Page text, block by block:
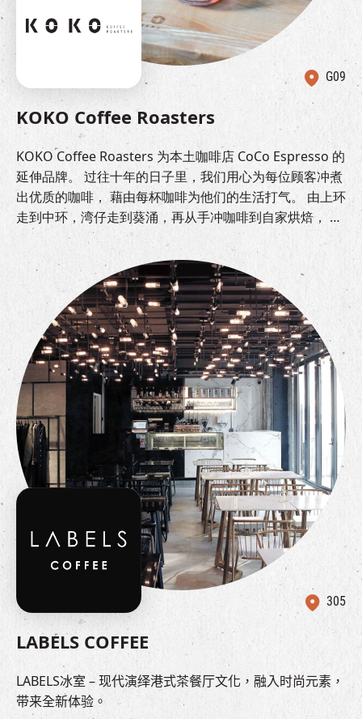
G09
KOKO Coffee Roasters
KOKO Coffee Roasters 为本土咖啡店 CoCo Espresso 的
延伸品牌。 过往十年的日子里，我们用心为每位顾客冲煮
出优质的咖啡， 藉由每杯咖啡为他们的生活打气。 由上环
走到中环，湾仔走到葵涌，再从手冲咖啡到自家烘焙， 在
这里我们回归本真以 KOKO Coffee Roasters 继续探究更
高水平的咖啡标准，借着专业的烘焙技术，以及原产地直
送的当季咖啡， 提供给顾客更完整的咖啡体验，让每一口
都能尝到咖啡农的辛劳与我们匠心的结合。
305
LABELS COFFEE
LABELS冰室 –现代演绎港式茶餐厅文化，融入时尚元素，
带来全新体验。